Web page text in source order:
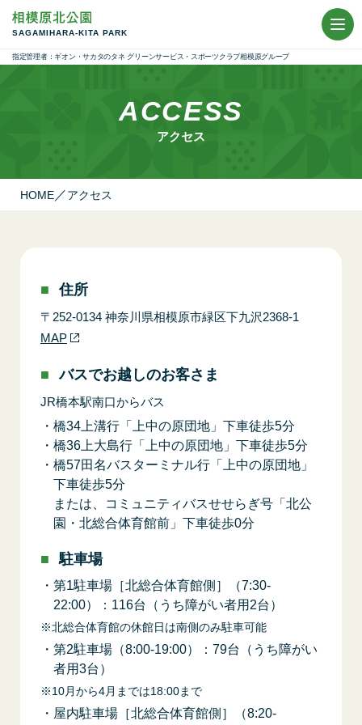
SAGAMIHARA-KITA PARK
ACCESS
アクセス
HOME アクセス
住所
〒252-0134 神奈川県相模原市緑区下九沢2368-1
MAP
バスでお越しのお客さま
JR橋本駅南口からバス
橋34上溝行「上中の原団地」下車徒歩5分
橋36上大島行「上中の原団地」下車徒歩5分
橋57田名バスターミナル行「上中の原団地」
下車徒歩5分
または、コミュニティバスせせらぎ号「北公
園・北総合体育館前」下車徒歩0分
駐車場
第1駐車場［北総合体育館側］（7:30-
22:00）：116台（うち障がい者用2台）
北総合体育館の休館日は南側のみ駐車可能
第2駐車場（8:00-19:00）：79台（うち障がい
者用3台）
10月から4月までは18:00まで
屋内駐車場［北総合体育館側］（8:20-